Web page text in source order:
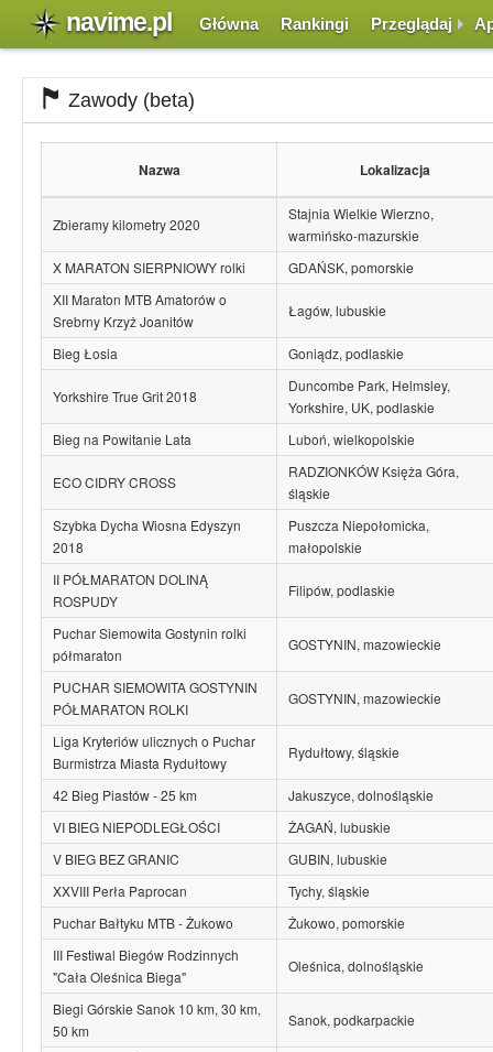
navime.pl Główna Rankingi Przeglądaj
Zawody (beta)
Nazwa Lokalizacja
Zbieramy kilometry 2020
Stajnia Wielkie Wierzno,
warmińsko-mazurskie
X MARATON SIERPNIOWY rolki
GDAŃSK, pomorskie
XII Maraton MTB Amatorów o
Srebrny Krzyż Joanitów
Łagów, lubuskie
Bieg Łosia Goniądz, podlaskie
Yorkshire True Grit 2018
Duncombe Park, Helmsley,
Yorkshire, UK, podlaskie
Bieg na Powitanie Lata
Luboń, wielkopolskie
ECO CIDRY CROSS
RADZIONKÓW Księża Góra,
śląskie
Szybka Dycha Wiosna Edyszyn
2018
Puszcza Niepołomicka,
małopolskie
II PÓŁMARATON DOLINĄ
ROSPUDY
Filipów, podlaskie
Puchar Siemowita Gostynin rolki
półmaraton
GOSTYNIN, mazowieckie
PUCHAR SIEMOWITA GOSTYNIN
PÓŁMARATON ROLKI
GOSTYNIN, mazowieckie
Liga Kryteriów ulicznych o Puchar
Burmistrza Miasta Rydułtowy
Rydułtowy, śląskie
42 Bieg Piastów - 25 km
Jakuszyce, dolnośląskie
VI BIEG NIEPODLEGŁOŚCI
ŻAGAŃ, lubuskie
V BIEG BEZ GRANIC
GUBIN, lubuskie
XXVIII Perła Paprocan
Tychy, śląskie
Puchar Bałtyku MTB - Żukowo
Żukowo, pomorskie
III Festiwal Biegów Rodzinnych
"Cała Oleśnica Biega"
Oleśnica, dolnośląskie
Biegi Górskie Sanok 10 km, 30 km,
50 km
Sanok, podkarpackie